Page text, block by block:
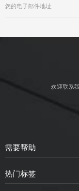
欢迎联系
需要帮助
热门标签